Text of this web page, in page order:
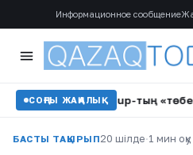
Информационное сообщение
СОҢҒЫ ЖАҢАЛЫҚ
BI Group-тың «төбесінен су
БАСТЫ ТАҚЫРЫП20 шілде·1 мин оқу